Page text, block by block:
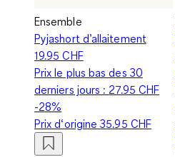
Ensemble
Pyjashort d’allaitement
19.95 CHF
Prix le plus bas des 30
derniers jours : 27.95 CHF
-28%
Prix d‘origine35.95 CHF